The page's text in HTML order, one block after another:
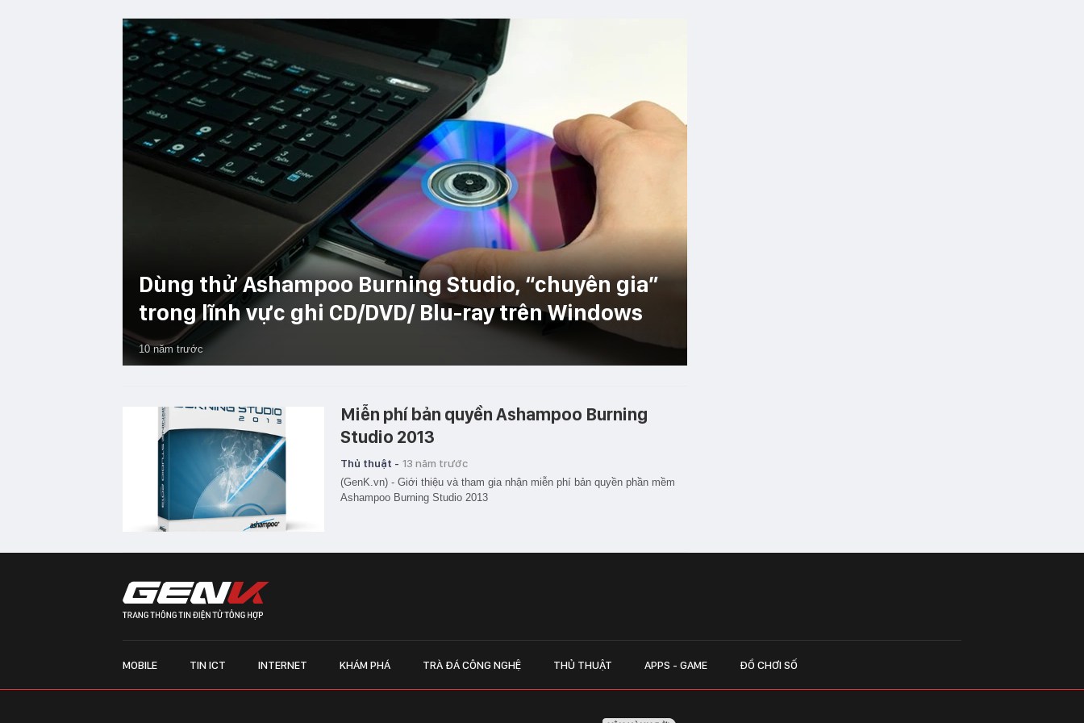
Dùng thử Ashampoo Burning Studio, “chuyên gia”
trong lĩnh vực ghi CD/DVD/ Blu-ray trên Windows
10 năm trước
Miễn phí bản quyền Ashampoo Burning
Studio 2013
Thủ thuật - 13 năm trước
(GenK.vn) - Giới thiệu và tham gia nhận miễn phí bản quyền phần mềm
Ashampoo Burning Studio 2013
MOBILE TIN ICT INTERNET KHÁM PHÁ TRÀ ĐÁ CÔNG NGHỆ THỦ THUẬT APPS - GAME ĐỒ CHƠI SỐ